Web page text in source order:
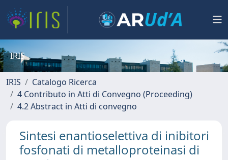
IRIS
IRIS
Catalogo Ricerca
4 Contributo in Atti di Convegno (Proceeding)
4.2 Abstract in Atti di convegno
Sintesi enantioselettiva di inibitori
fosfonati di metalloproteinasi di